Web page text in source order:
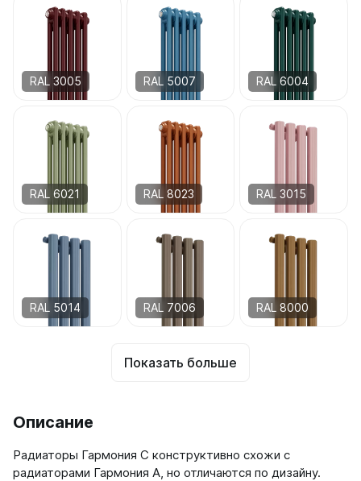
RAL 3005 RAL 5007 RAL 6004
RAL 6021 RAL 8023 RAL 3015
RAL 5014 RAL 7006 RAL 8000
Показать больше
Описание
Радиаторы Гармония С конструктивно схожи с
радиаторами Гармония А, но отличаются по дизайну.